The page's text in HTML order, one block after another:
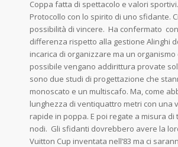
Coppa fatta di spettacolo e valori
Protocollo con lo spirito di uno sfidante.
possibilità di vincere. Ha confermato
differenza rispetto alla gestione Alinghi
incarica di organizzare ma un
possibile vengano addirittura provate
sono due studi di progettazione che
monoscato e un multiscafo. Ma, come
lunghezza di ventiquattro metri con una
rapide in poppa. E poi regate a misura
nodi. Gli sfidanti dovrebbero avere la
Vuitton Cup inventata nell’83 ma ci